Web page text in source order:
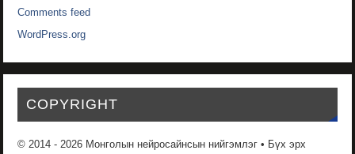
Comments feed
WordPress.org
COPYRIGHT
© 2014 - 2026 Монголын нейросайнсын нийгэмлэг • Бүх эрх